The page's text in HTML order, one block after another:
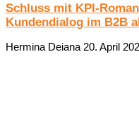
Schluss mit KPI-
Kundendialog im B2B
Hermina Deiana 20. April